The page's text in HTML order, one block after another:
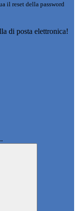
il reset della password
di posta elettronica!